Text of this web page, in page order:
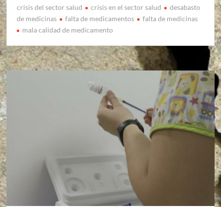
crisis del sector salud crisis en el sector salud
desabasto
de medicinas
falta de medicamentos
falta de medicinas
mala calidad de medicamento